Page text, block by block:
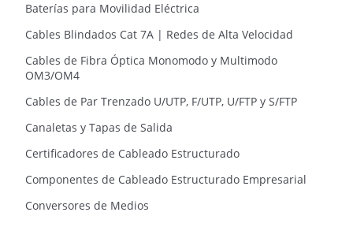
Baterías para Movilidad Eléctrica
Cables Blindados Cat 7A | Redes de Alta Velocidad
Cables de Fibra Óptica Monomodo y Multimodo
OM3/OM4
Cables de Par Trenzado U/UTP, F/UTP, U/FTP y S/FTP
Canaletas y Tapas de Salida
Certificadores de Cableado Estructurado
Componentes de Cableado Estructurado Empresarial
Conversores de Medios